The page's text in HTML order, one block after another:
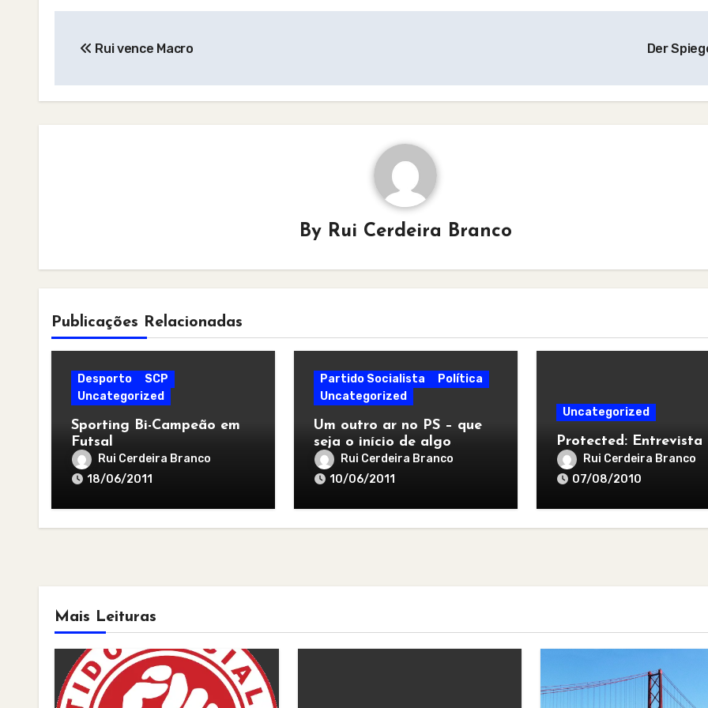
navigation
Rui vence Macro Der
By Rui Cerdeira Branco
Publicações Relacionadas
Desporto
SCP
Uncategorized
Sporting Bi-Campeão em
Futsal
Rui Cerdeira Branco
18/06/2011
Partido Socialista
Política
Uncategorized
Um outro ar no PS – que
seja o início de algo
melhorRui Cerdeira Branco
10/06/2011
Uncategorized
Protected: Entrevista
Rui Cerdeira Branco
07/08/2010
Mais Leituras